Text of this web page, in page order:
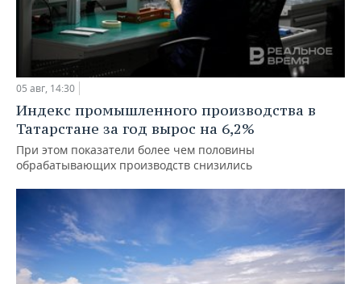
05 авг, 14:30
Индекс промышленного производства в
Татарстане за год вырос на 6,2%
При этом показатели более чем половины
обрабатывающих производств снизились